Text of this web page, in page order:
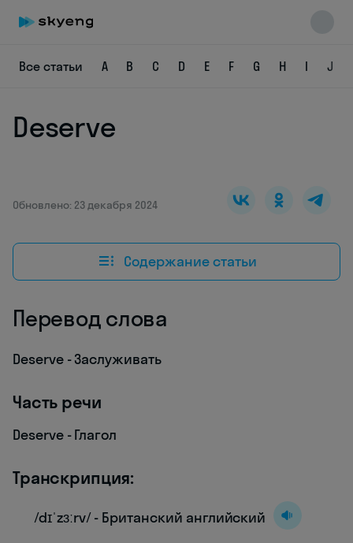
Все статьи A B C D E F G H I J
Deserve
Обновлено: 23 декабря 2024
Содержание статьи
Перевод слова
Deserve - Заслуживать
Часть речи
Deserve - Глагол
Транскрипция:
/dɪˈzɜːrv/ - Британский английский